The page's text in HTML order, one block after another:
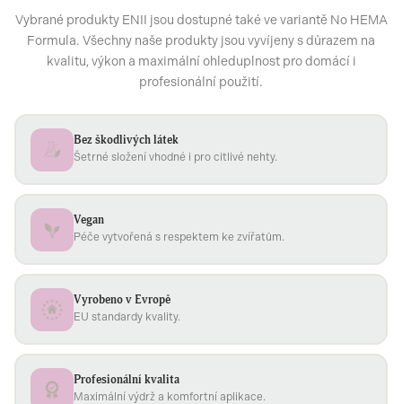
Vybrané produkty ENII jsou dostupné také ve variantě No HEMA
Formula. Všechny naše produkty jsou vyvíjeny s důrazem na
kvalitu, výkon a maximální ohleduplnost pro domácí i
profesionální použití.
Bez škodlivých látek
Šetrné složení vhodné i pro citlivé nehty.
Vegan
Péče vytvořená s respektem ke zvířatům.
Vyrobeno v Evropě
EU standardy kvality.
Profesionální kvalita
Maximální výdrž a komfortní aplikace.